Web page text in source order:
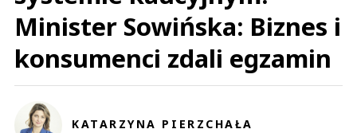
Minister Sowińska: Biznes i
konsumenci zdali egzamin
KATARZYNA PIERZCHAŁA